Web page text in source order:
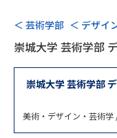
専門学校の資料請求
留学・進学関連、塾・予
大学入学共通テスト「受
配慮案内」の請求
＜ 芸術学部 ＜ デザイ
崇城大学 芸術学部
崇城大学 芸術学部
美術・デザイン・芸術学